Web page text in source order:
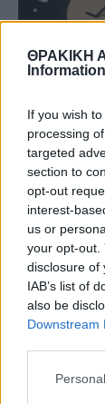
ΘΡΑΚΙΚΗ
Information
If you wish
processing
targeted
section to
opt-out
interest-
us or
your opt-out.
disclosure of
IAB’s list of
also be
Downstream
youtube